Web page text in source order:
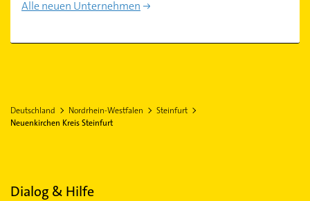
Alle neuen Unternehmen
Deutschland Nordrhein-Westfalen
Steinfurt
Neuenkirchen Kreis Steinfurt
Dialog & Hilfe